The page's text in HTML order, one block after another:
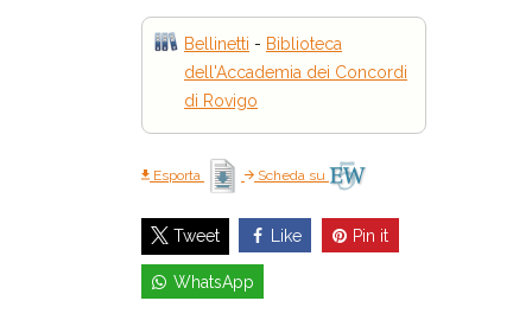
Bellinetti - Biblioteca
dell'Accademia dei Concordi
di Rovigo
Esporta Scheda su
Tweet Like Pin it
WhatsApp